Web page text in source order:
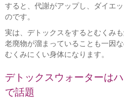
すると、代謝がアップし、ダイエ
のです。
実は、デトックスをするとむくみも
老廃物が溜まっていることも一因
むくみにくい身体になります。
デトックスウォーターは
で話題